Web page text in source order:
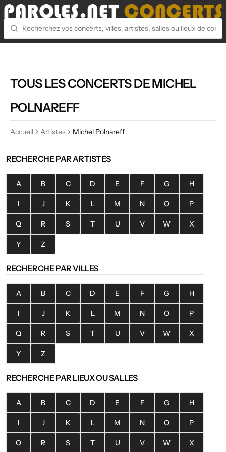
TOUS LES CONCERTS DE MICHEL
POLNAREFF
Accueil Artistes Michel Polnareff
RECHERCHE PAR ARTISTES
A B C D E F G H
I J K L M N O P
Q R S T U V W X
Y Z
RECHERCHE PAR VILLES
A B C D E F G H
I J K L M N O P
Q R S T U V W X
Y Z
RECHERCHE PAR LIEUX OU SALLES
A B C D E F G H
I J K L M N O P
Q R S T U V W X